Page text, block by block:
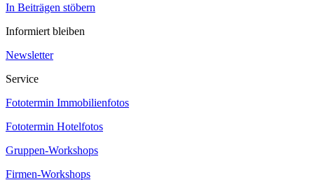
In Beiträgen stöbern
Informiert bleiben
Newsletter
Service
Fototermin Immobilienfotos
Fototermin Hotelfotos
Gruppen-Workshops
Firmen-Workshops